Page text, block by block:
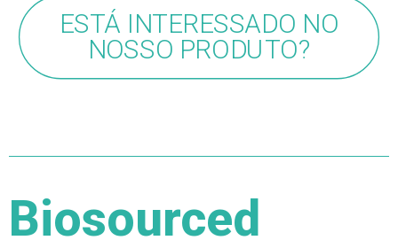
ESTÁ INTERESSADO NO
NOSSO PRODUTO?
Biosourced